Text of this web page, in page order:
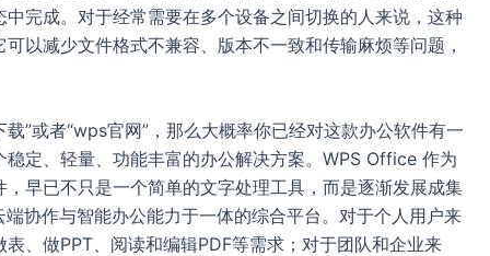
完成。对于经常需要在多个设备之间切换的人来说，这种
以减少文件格式不兼容、版本不一致和传输麻烦等问题，
”或者“wps官网”，那么大概率你已经对这款办公软件有一
稳定、轻量、功能丰富的办公解决方案。WPS Office 作为
早已不只是一个简单的文字处理工具，而是逐渐发展成集
协作与智能办公能力于一体的综合平台。对于个人用户来
、做PPT、阅读和编辑PDF等需求；对于团队和企业来